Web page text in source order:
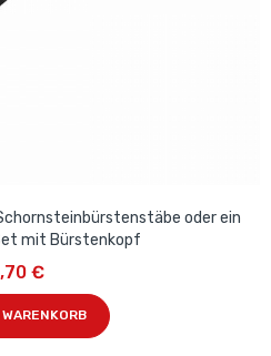
oder ein
mit Bürstenkopf
€